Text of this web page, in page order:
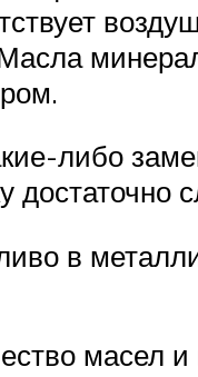
либо
достаточно
в
масел